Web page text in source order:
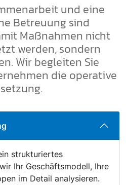
und eine
Betreuung sind
Maßnahmen nicht
werden, sondern
Wir begleiten Sie
die operative
strukturiertes
Ihr Geschäftsmodell, Ihre
im Detail analysieren.